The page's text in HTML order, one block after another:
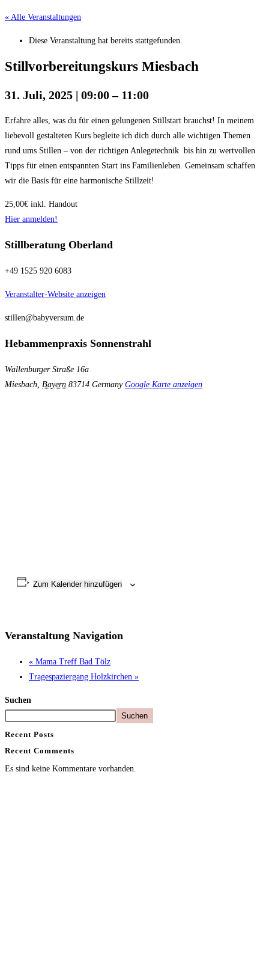
« Alle Veranstaltungen
Diese Veranstaltung hat bereits stattgefunden.
Stillvorbereitungskurs Miesbach
31. Juli, 2025 | 09:00– 11:00
Erfahre alles, was du für einen gelungenen Stillstart brauchst! In meinem
liebevoll gestalteten Kurs begleite ich dich durch alle wichtigen Themen
rund ums Stillen – von der richtigen Anlegetechnik bis hin zu wertvollen
Tipps für einen entspannten Start ins Familienleben. Gemeinsam schaffen
wir die Basis für eine harmonische Stillzeit!
25,00€ inkl. Handout
Hier anmelden!
Stillberatung Oberland
+49 1525 920 6083
Veranstalter-Website anzeigen
stillen@babyversum.de
Hebammenpraxis Sonnenstrahl
Wallenburger Straße 16a
Miesbach, Bayern 83714 Germany Google Karte anzeigen
Zum Kalender hinzufügen
Veranstaltung Navigation
« Mama Treff Bad Tölz
Tragespaziergang Holzkirchen »
Suchen
Suchen
Recent Posts
Recent Comments
Es sind keine Kommentare vorhanden.